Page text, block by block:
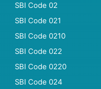
SBI Code 02
SBI Code 021
SBI Code 0210
SBI Code 022
SBI Code 0220
SBI Code 024